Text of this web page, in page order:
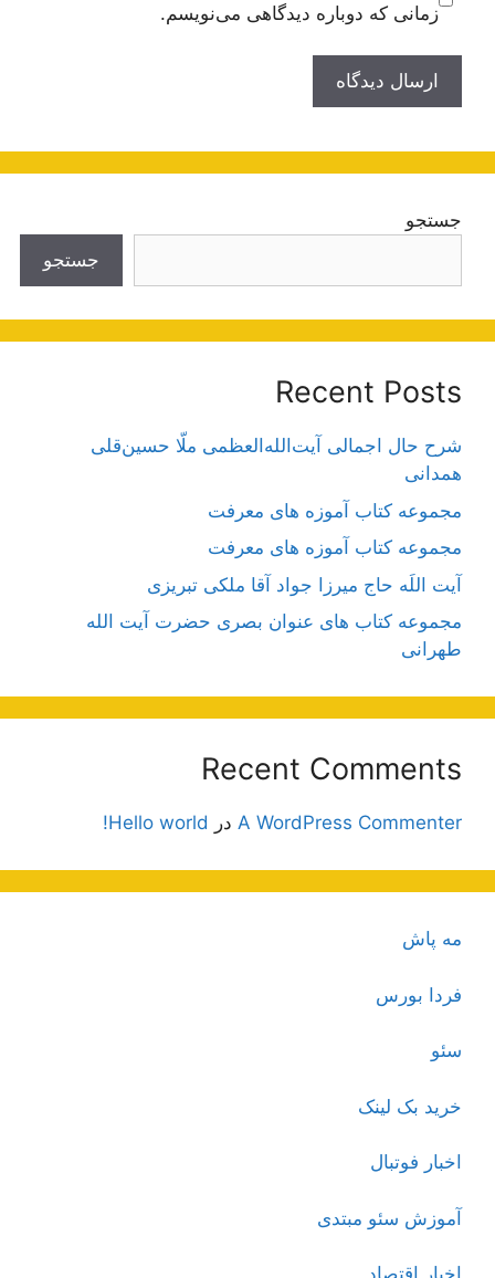
زمانی که دوباره دیدگاهی می‌نویسم.
جستجو
جستجو
Recent Posts
شرح حال اجمالی آیت‌الله‌العظمی ملّا حسین‌قلی
همدانی
مجموعه کتاب آموزه های معرفت
مجموعه کتاب آموزه های معرفت
آیت اللَه حاج میرزا جواد آقا ملکی تبریزی
مجموعه کتاب های عنوان بصری حضرت آیت الله
طهرانی
Recent Comments
A WordPress Commenter در Hello world!
مه پاش
فردا بورس
سئو
خرید بک لینک
اخبار فوتبال
آموزش سئو مبتدی
اخبار اقتصاد